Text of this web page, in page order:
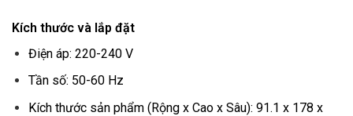
Kích thước và lắp đặt
Điện áp: 220-240 V
Tần số: 50-60 Hz
Kích thước sản phẩm (Rộng x Cao x Sâu): 91.1 x 178 x